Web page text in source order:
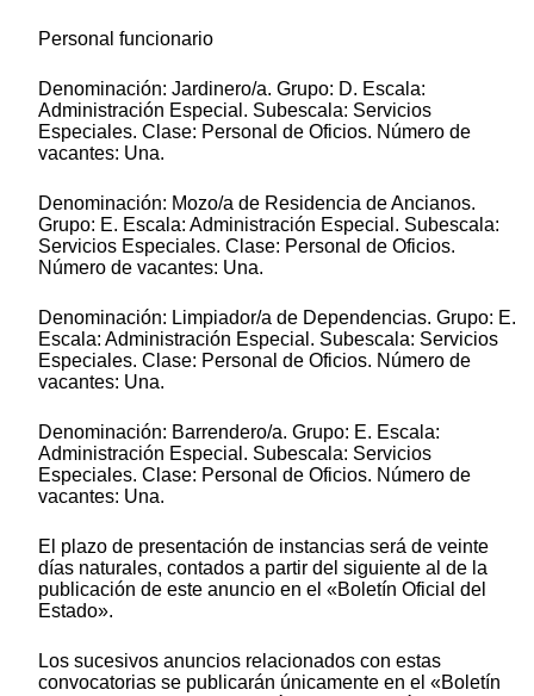
Personal funcionario
Denominación: Jardinero/a. Grupo: D. Escala:
Administración Especial. Subescala: Servicios
Especiales. Clase: Personal de Oficios. Número de
vacantes: Una.
Denominación: Mozo/a de Residencia de Ancianos.
Grupo: E. Escala: Administración Especial. Subescala:
Servicios Especiales. Clase: Personal de Oficios.
Número de vacantes: Una.
Denominación: Limpiador/a de Dependencias. Grupo: E.
Escala: Administración Especial. Subescala: Servicios
Especiales. Clase: Personal de Oficios. Número de
vacantes: Una.
Denominación: Barrendero/a. Grupo: E. Escala:
Administración Especial. Subescala: Servicios
Especiales. Clase: Personal de Oficios. Número de
vacantes: Una.
El plazo de presentación de instancias será de veinte
días naturales, contados a partir del siguiente al de la
publicación de este anuncio en el «Boletín Oficial del
Estado».
Los sucesivos anuncios relacionados con estas
convocatorias se publicarán únicamente en el «Boletín